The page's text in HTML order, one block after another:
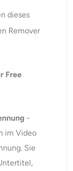
dieses
Remover
Free
-
im Video
Sie